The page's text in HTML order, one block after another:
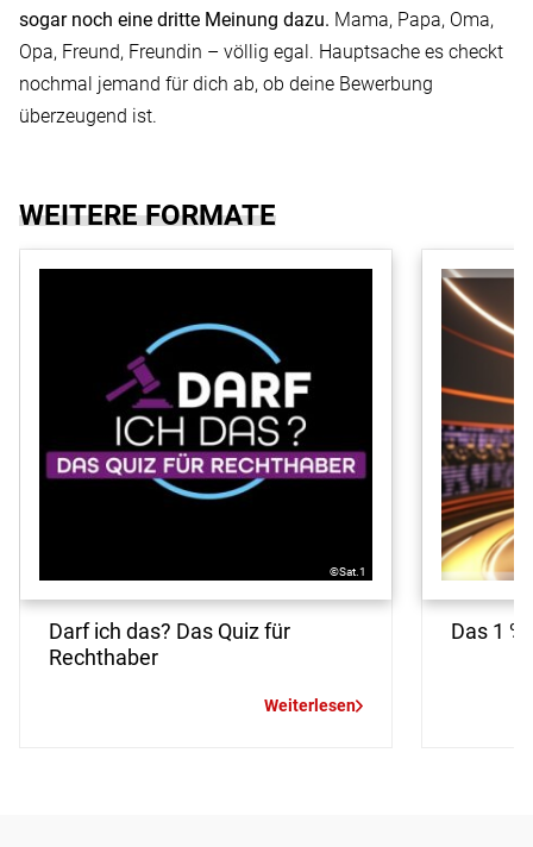
sogar noch eine dritte Meinung dazu. Mama, Papa, Oma,
Opa, Freund, Freundin – völlig egal. Hauptsache es checkt
nochmal jemand für dich ab, ob deine Bewerbung
überzeugend ist.
WEITERE FORMATE
©Sat.1
Darf ich das? Das Quiz für
Rechthaber
Weiterlesen
Das 1 %